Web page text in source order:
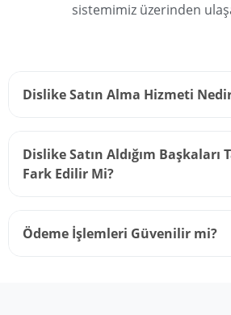
sistemimiz üzerinden
Dislike Satın Alma Hizmeti
alarak, etkileşim oranlarını
konusu paylaşımların
Dislike Satın Aldığım Başkaları
Fark Edilir Mi?
Dislike satın alma işlemlerinizin
tarafından fark edilmesi söz
Ödeme İşlemleri Güvenilir mi?